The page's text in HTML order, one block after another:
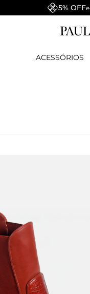
5% OFF
ACESSÓRIOS